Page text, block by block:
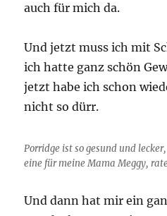
auch für mich da.
Und jetzt muss ich mit
ich hatte ganz schön
jetzt habe ich schon
nicht so dürr.
Porridge ist so gesund und
eine für meine Mama Meggy,
Und dann hat mir ein